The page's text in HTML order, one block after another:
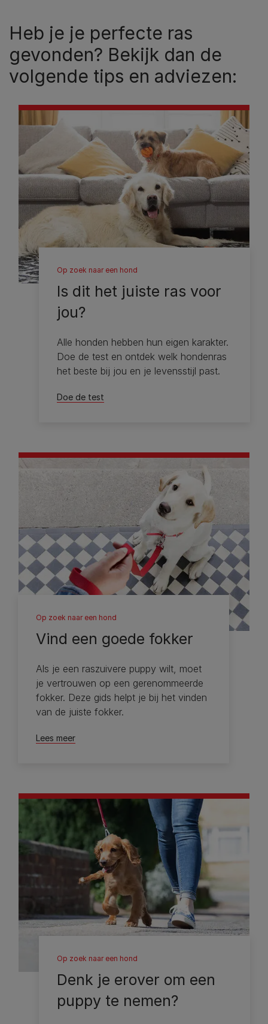
Heb je je perfecte ras
gevonden? Bekijk dan de
volgende tips en adviezen:
Op zoek naar een hond
Is dit het juiste ras voor
jou?
Alle honden hebben hun eigen karakter.
Doe de test en ontdek welk hondenras
het beste bij jou en je levensstijl past.
Doe de test
Op zoek naar een hond
Vind een goede fokker
Als je een raszuivere puppy wilt, moet
je vertrouwen op een gerenommeerde
fokker. Deze gids helpt je bij het vinden
van de juiste fokker.
Lees meer
Op zoek naar een hond
Denk je erover om een ​​
puppy te nemen?